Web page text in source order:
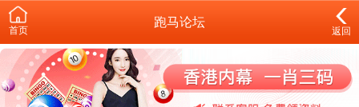
首页
跑马论坛
返回